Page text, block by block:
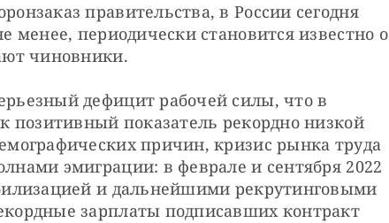
правительства, в России сегодня
менее, периодически становится известно о
чиновники.
дефицит рабочей силы, что в
позитивный показатель рекордно низкой
причин, кризис рынка труда
эмиграции: в феврале и сентября 2022
и дальнейшими рекрутинговыми
зарплаты подписавших контракт